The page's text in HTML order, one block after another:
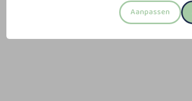
Aanpassen